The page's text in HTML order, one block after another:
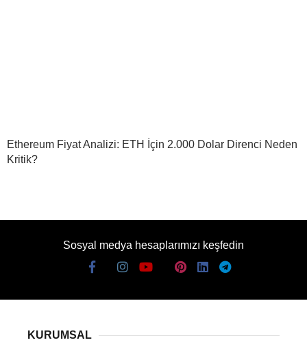
Ethereum Fiyat Analizi: ETH İçin 2.000 Dolar Direnci Neden
Kritik?
Sosyal medya hesaplarımızı keşfedin
KURUMSAL